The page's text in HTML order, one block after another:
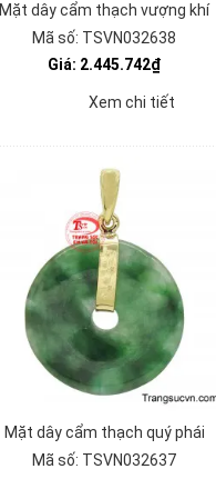
Mặt dây cẩm thạch vượng khí
Mã số: TSVN032638
Giá: 2.445.742₫
Xem chi tiết
Mặt dây cẩm thạch quý phái
Mã số: TSVN032637